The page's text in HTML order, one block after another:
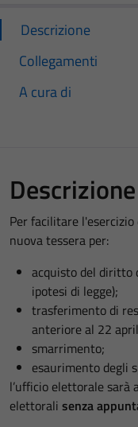
Descrizione
Collegamenti
A cura di
Descrizione
Per facilitare
nuova tessera per:
acquisto del diritto
ipotesi di legge);
trasferimento di
anteriore al 22
smarrimento;
esaurimento degli
l’ufficio elettorale sarà
elettorali senza